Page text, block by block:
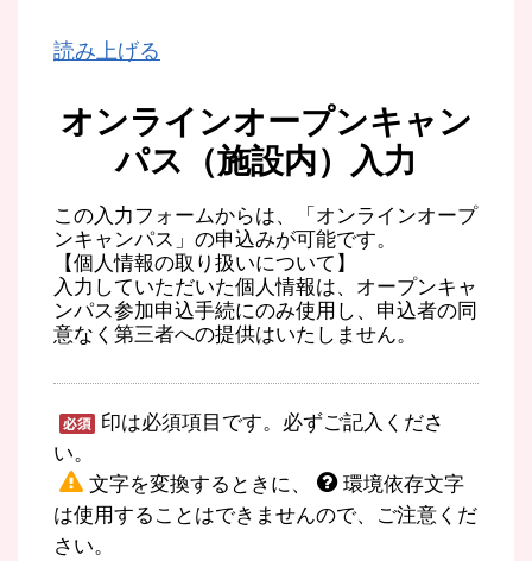
読み上げる
オンラインオープンキャン
パス（施設内）入力
この入力フォームからは、「オンラインオープ
ンキャンパス」の申込みが可能です。
【個人情報の取り扱いについて】
入力していただいた個人情報は、オープンキャ
ンパス参加申込手続にのみ使用し、申込者の同
意なく第三者への提供はいたしません。
印は必須項目です。必ずご記入くださ
い。
文字を変換するときに、
環境依存文字
は使用することはできませんので、ご注意くだ
さい。